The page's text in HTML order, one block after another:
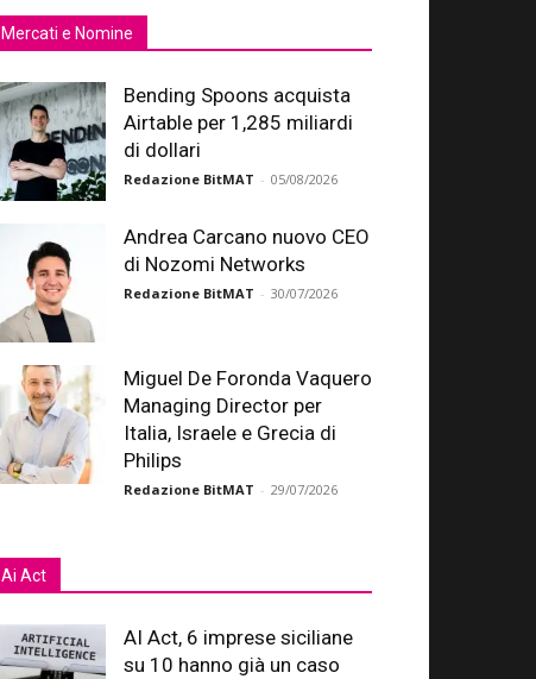
Mercati e Nomine
Bending Spoons acquista
Airtable per 1,285 miliardi
di dollari
Redazione BitMAT - 05/08/2026
Andrea Carcano nuovo CEO
di Nozomi Networks
Redazione BitMAT - 30/07/2026
Miguel De Foronda Vaquero
Managing Director per
Italia, Israele e Grecia di
Philips
Redazione BitMAT - 29/07/2026
Ai Act
AI Act, 6 imprese siciliane
su 10 hanno già un caso